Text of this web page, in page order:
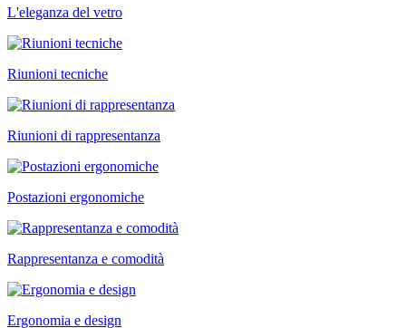
L'eleganza del vetro
Riunioni tecniche
Riunioni di rappresentanza
Postazioni ergonomiche
Rappresentanza e comodità
Ergonomia e design